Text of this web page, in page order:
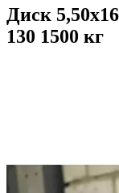
Диск
130 1500 кг